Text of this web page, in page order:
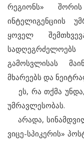
რეგიონს»
ინტელიგენციის
ყოველ
გამოსვლისას
მხარეებს და
ეს, რა თქმა
უმრავლესობას.
არადა,
ვიცე-სპიკერის»